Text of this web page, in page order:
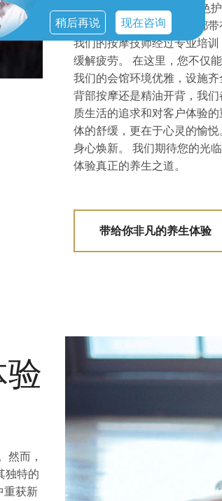
稍后再说 现在咨询
您不同的需求。 我们的特色
容理疗，每一个护理项目都
我们的按摩技师经过专业培
缓解疲劳。 在这里，您不仅
我们的会馆环境优雅，设施
背部按摩还是精油开背，我
质生活的追求和对客户体验
体的舒缓，更在于心灵的愉
身心焕新。 我们期待您的光
体验真正的养生之道。
带给你非凡的养生体验
然而，
独特的
重获新